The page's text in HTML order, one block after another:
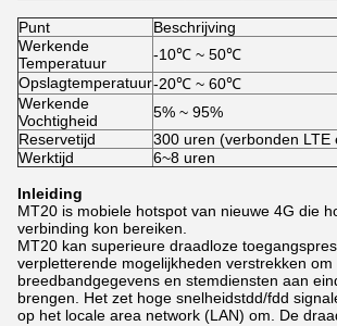
Punt
Beschrijving
Werkende
Temperatuur
-10℃ ~ 50℃
Opslagtemperatuur-20℃ ~ 60℃
Werkende
Vochtigheid
5% ~ 95%
Reservetijd
300 uren (verbonden LTE
Werktijd
6~8 uren
Inleiding
MT20 is mobiele hotspot van nieuwe 4G die
verbinding kon bereiken.
MT20 kan superieure draadloze
verpletterende mogelijkheden verstrekken
breedbandgegevens en stemdiensten aan
brengen. Het zet hoge snelheidstdd/fdd
op het locale area network (LAN) om. De